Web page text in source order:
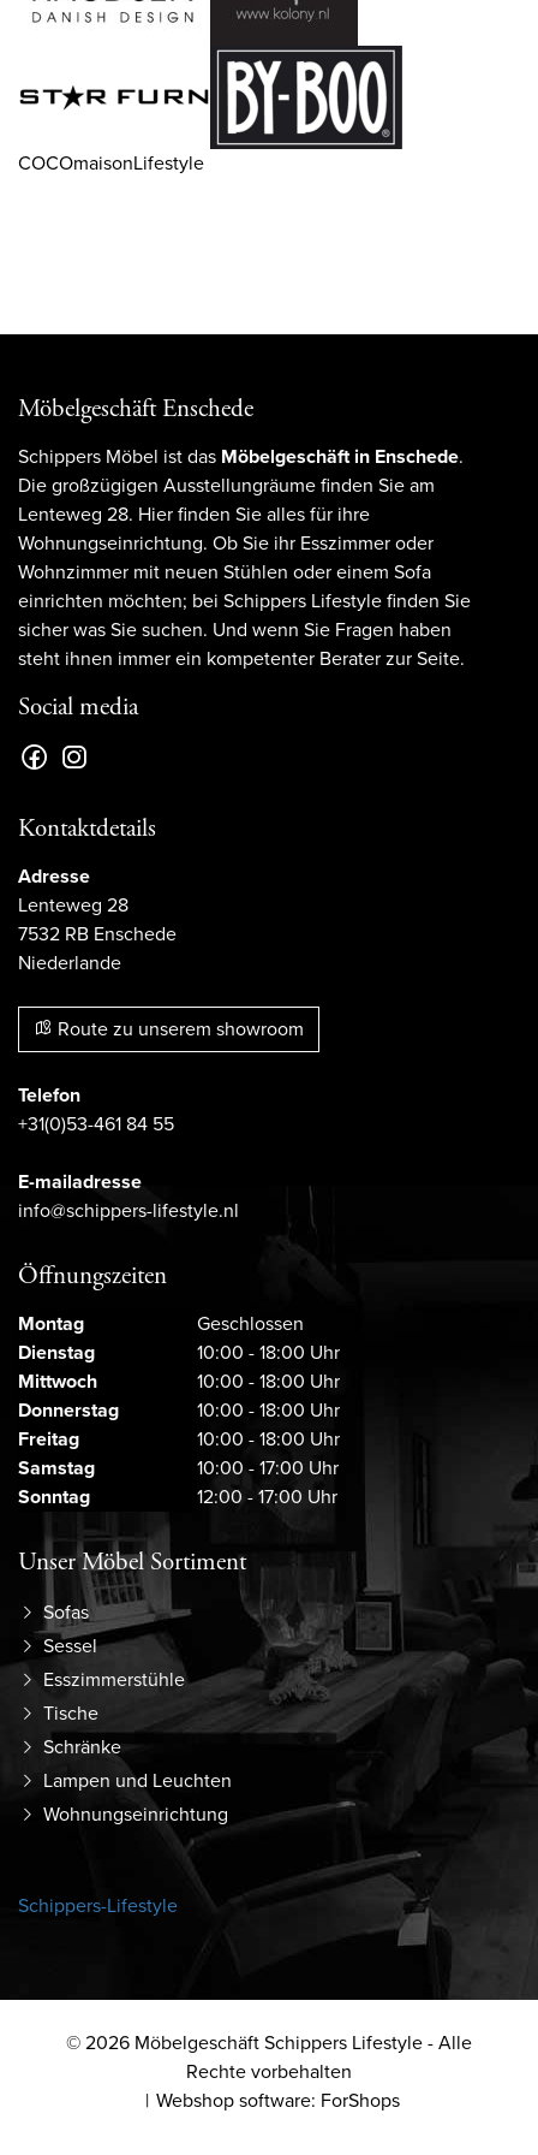
COCOmaisonLifestyle
Möbelgeschäft Enschede
Schippers Möbel ist das Möbelgeschäft in Enschede.
Die großzügigen Ausstellungräume finden Sie am
Lenteweg 28. Hier finden Sie alles für ihre
Wohnungseinrichtung. Ob Sie ihr Esszimmer oder
Wohnzimmer mit neuen Stühlen oder einem Sofa
einrichten möchten; bei Schippers Lifestyle finden Sie
sicher was Sie suchen. Und wenn Sie Fragen haben
steht ihnen immer ein kompetenter Berater zur Seite.
Social media
Kontaktdetails
Adresse
Lenteweg 28
7532 RB Enschede
Niederlande
Route zu unserem showroom
Telefon
+31(0)53-461 84 55
E-mailadresse
info@schippers-lifestyle.nl
Öffnungszeiten
Montag
Geschlossen
Dienstag
10:00 - 18:00 Uhr
Mittwoch
10:00 - 18:00 Uhr
Donnerstag
10:00 - 18:00 Uhr
Freitag
10:00 - 18:00 Uhr
Samstag
10:00 - 17:00 Uhr
Sonntag
12:00 - 17:00 Uhr
Unser Möbel Sortiment
Sofas
Sessel
Esszimmerstühle
Tische
Schränke
Lampen und Leuchten
Wohnungseinrichtung
Schippers-Lifestyle
© 2026 Möbelgeschäft Schippers Lifestyle - Alle
Rechte vorbehalten
Webshop software: ForShops